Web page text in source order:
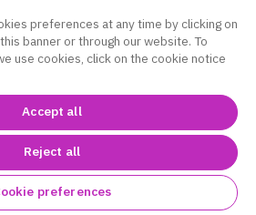
ト
｜ クッキー設定
日本国内の医療関係者の方を対象に
イヤーズ スクイブ株式会社の医療用
ご使用いただくために作成したもの
preferences at any time by clicking on
banner or through our website. To
use cookies, click on the cookie notice
Accept all
Reject all
preferences